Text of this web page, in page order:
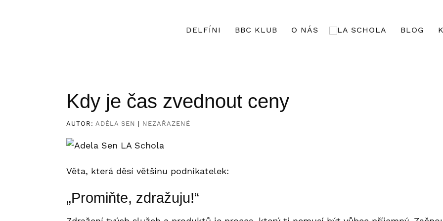
DELFÍNI BBC KLUB O NÁS BLOG
Kdy je čas zvednout ceny
AUTOR:ADÉLA SEN NEZAŘAZENÉ
Věta, která děsí většinu podnikatelek:
„Promiňte, zdražuju!“